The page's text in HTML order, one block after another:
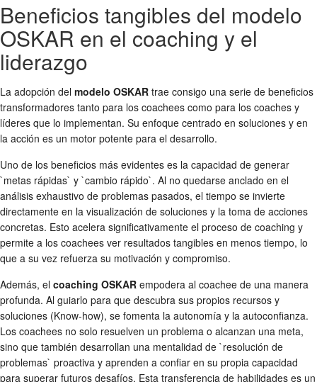
Beneficios tangibles del modelo
OSKAR en el coaching y el
liderazgo
La adopción del modelo OSKAR trae consigo una serie de beneficios
transformadores tanto para los coachees como para los coaches y
líderes que lo implementan. Su enfoque centrado en soluciones y en
la acción es un motor potente para el desarrollo.
Uno de los beneficios más evidentes es la capacidad de generar
`metas rápidas` y `cambio rápido`. Al no quedarse anclado en el
análisis exhaustivo de problemas pasados, el tiempo se invierte
directamente en la visualización de soluciones y la toma de acciones
concretas. Esto acelera significativamente el proceso de coaching y
permite a los coachees ver resultados tangibles en menos tiempo, lo
que a su vez refuerza su motivación y compromiso.
Además, el coaching OSKAR empodera al coachee de una manera
profunda. Al guiarlo para que descubra sus propios recursos y
soluciones (Know-how), se fomenta la autonomía y la autoconfianza.
Los coachees no solo resuelven un problema o alcanzan una meta,
sino que también desarrollan una mentalidad de `resolución de
problemas` proactiva y aprenden a confiar en su propia capacidad
para superar futuros desafíos. Esta transferencia de habilidades es un